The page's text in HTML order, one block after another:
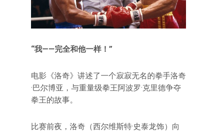
“我——完全和他一样！”
电影《洛奇》讲述了一个寂寂无名的拳手洛奇
·巴尔博亚，与重量级拳王阿波罗·克里德争夺
拳王的故事。
比赛前夜，洛奇（西尔维斯特·史泰龙饰）向